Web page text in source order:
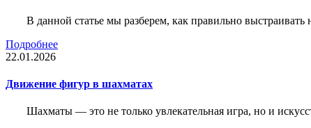
В данной статье мы разберем, как правильно
Подробнее
22.01.2026
Движение фигур в шахматах
Шахматы — это не только увлекательная игра, но и